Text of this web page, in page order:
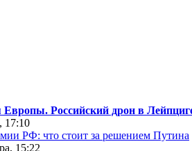
Европы. Российский дрон в
17:10
РФ: что стоит за решением Путина
15:22